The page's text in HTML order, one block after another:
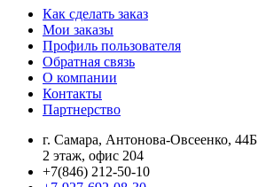
Как сделать заказ
Мои заказы
Профиль пользователя
Обратная связь
О компании
Контакты
Партнерство
г. Самара, Антонова-Овсеенко, 44Б
2 этаж, офис 204
+7(846) 212-50-10